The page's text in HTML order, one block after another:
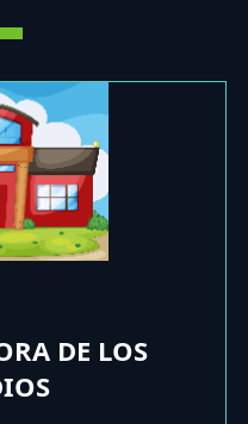
DE LOS